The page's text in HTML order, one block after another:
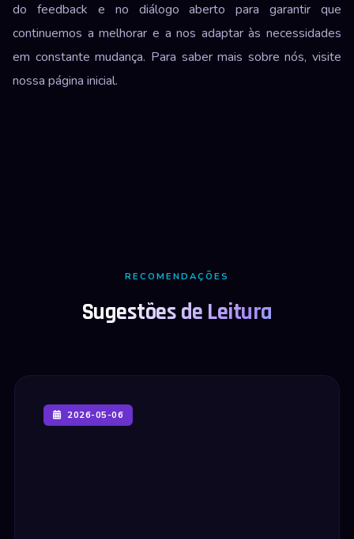
do feedback e no diálogo aberto para garantir que
continuemos a melhorar e a nos adaptar às necessidades
em constante mudança. Para saber mais sobre nós, visite
nossa página inicial.
RECOMENDAÇÕES
Sugestões de Leitura
2026-05-06